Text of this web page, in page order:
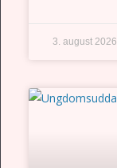
3. august 2026